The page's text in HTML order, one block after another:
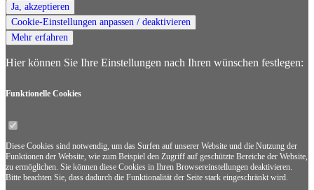
Ja, akzeptieren
Cookie-Einstellungen anpassen / deaktivieren
Mehr erfahren
Hier können Sie Ihre Einstellungen nach Ihren wünschen festlegen:
Funktionelle Cookies
Diese Cookies sind notwendig, um das Surfen auf unserer Website und die Nutzung der
Funktionen der Website, wie zum Beispiel den Zugriff auf geschützte Bereiche der Website,
zu ermöglichen. Sie können diese Cookies in Ihren Browsereinstellungen deaktivieren.
Bitte beachten Sie, dass dadurch die Funktionalität der Seite stark eingeschränkt wird.